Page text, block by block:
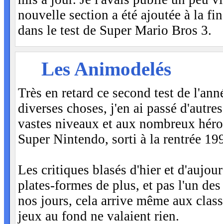
nouvelle section a été ajoutée à la
dans le test de Super Mario Bros 3.
Les Animodelés
Très en retard ce second test de
diverses choses, j'en ai passé
vastes niveaux et aux nombreux
Super Nintendo, sorti à la rentrée
Les critiques blasés d'hier et
plates-formes de plus, et pas l'un
nos jours, cela arrive même aux
jeux au fond ne valaient rien.